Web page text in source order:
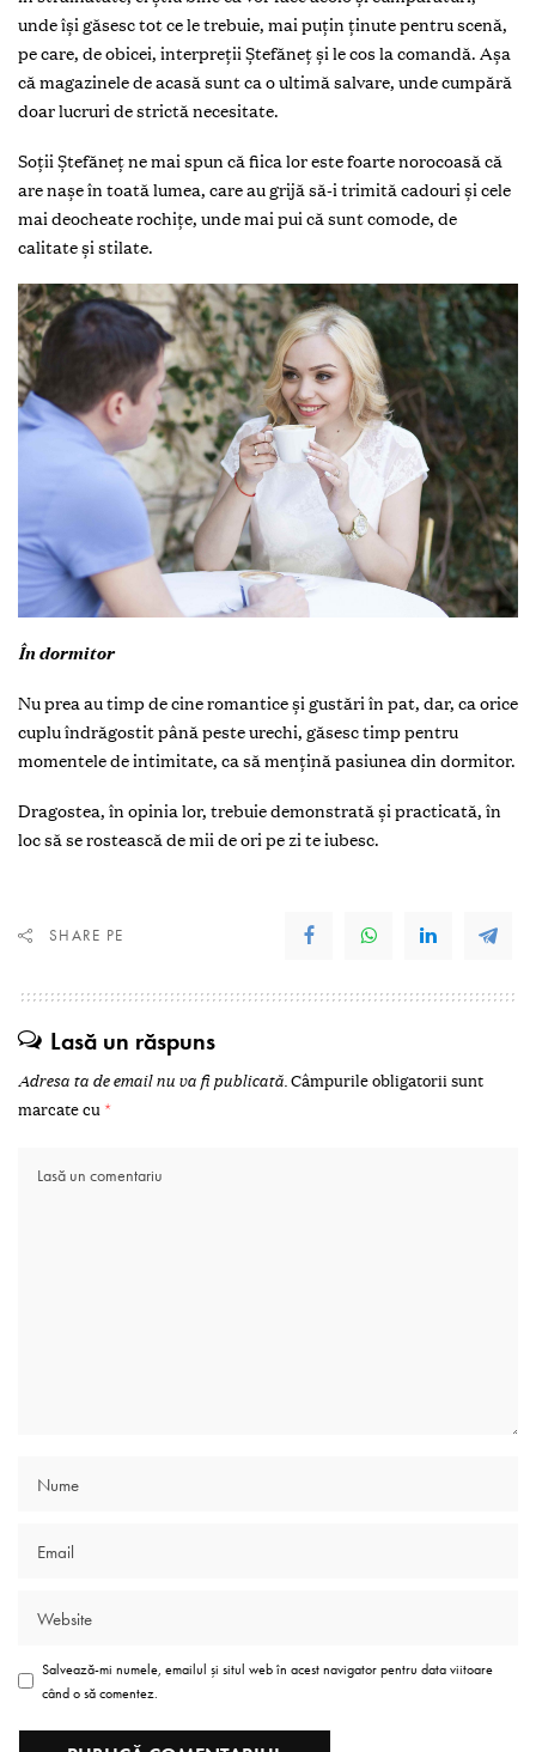
unde își găsesc tot ce le trebuie, mai puțin ținute pentru scenă,
pe care, de obicei, interpreții Ștefăneț și le cos la comandă. Așa
că magazinele de acasă sunt ca o ultimă salvare, unde cumpără
doar lucruri de strictă necesitate.
Soții Ștefăneț ne mai spun că fiica lor este foarte norocoasă că
are nașe în toată lumea, care au grijă să-i trimită cadouri și cele
mai deocheate rochițe, unde mai pui că sunt comode, de
calitate și stilate.
În dormitor
Nu prea au timp de cine romantice și gustări în pat, dar, ca orice
cuplu îndrăgostit până peste urechi, găsesc timp pentru
momentele de intimitate, ca să mențină pasiunea din dormitor.
Dragostea, în opinia lor, trebuie demonstrată și practicată, în
loc să se rostească de mii de ori pe zi te iubesc.
SHARE PE
Lasă un răspuns
Adresa ta de email nu va fi publicată.Câmpurile obligatorii sunt
marcate cu *
Salvează-mi numele, emailul și situl web în acest navigator pentru data viitoare
când o să comentez.